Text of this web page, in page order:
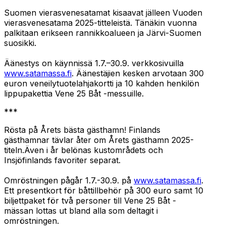
Suomen vierasvenesatamat kisaavat jälleen Vuoden
vierasvenesatama 2025-titteleistä. Tänäkin vuonna
palkitaan erikseen rannikkoalueen ja Järvi-Suomen
suosikki.
Äänestys on käynnissä 1.7.–30.9. verkkosivuilla
www.satamassa.fi. Äänestäjien kesken arvotaan 300
euron veneilytuotelahjakortti ja 10 kahden henkilön
lippupakettia Vene 25 Båt -messuille.
***
Rösta på Årets bästa gästhamn! Finlands
gästhamnar tävlar åter om Årets gästhamn 2025-
titeln.Även i år belönas kustområdets och
Insjöfinlands favoriter separat.
Omröstningen pågår 1.7.-30.9. på www.satamassa.fi.
Ett presentkort för båttillbehör på 300 euro samt 10
biljettpaket för två personer till Vene 25 Båt -
mässan lottas ut bland alla som deltagit i
omröstningen.